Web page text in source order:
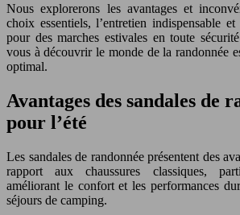
Nous explorerons les avantages et
choix essentiels, l’entretien indispensable
pour des marches estivales en toute
vous à découvrir le monde de la randonnée
optimal.
Avantages des sandales de
pour l’été
Les sandales de randonnée présentent des
rapport aux chaussures classiques,
améliorant le confort et les performances
séjours de camping.